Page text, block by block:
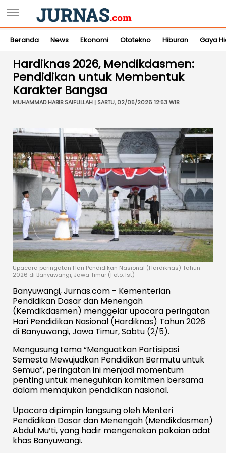
Beranda News Ekonomi Ototekno Hiburan Gaya
Hardiknas 2026, Mendikdasmen:
Pendidikan untuk Membentuk
Karakter Bangsa
MUHAMMAD HABIB SAIFULLAH | SABTU, 02/05/2026 12:53 WIB
Upacara peringatan Hari Pendidikan Nasional (Hardiknas) Tahun
2026 di Banyuwangi, Jawa Timur (Foto: Ist)
Banyuwangi, Jurnas.com - Kementerian
Pendidikan Dasar dan Menengah
(Kemdikdasmen) menggelar upacara peringatan
Hari Pendidikan Nasional (Hardiknas) Tahun 2026
di Banyuwangi, Jawa Timur, Sabtu (2/5).
Mengusung tema “Menguatkan Partisipasi
Semesta Mewujudkan Pendidikan Bermutu untuk
Semua”, peringatan ini menjadi momentum
penting untuk meneguhkan komitmen bersama
dalam memajukan pendidikan nasional.
Upacara dipimpin langsung oleh Menteri
Pendidikan Dasar dan Menengah (Mendikdasmen)
Abdul Mu’ti, yang hadir mengenakan pakaian adat
khas Banyuwangi.